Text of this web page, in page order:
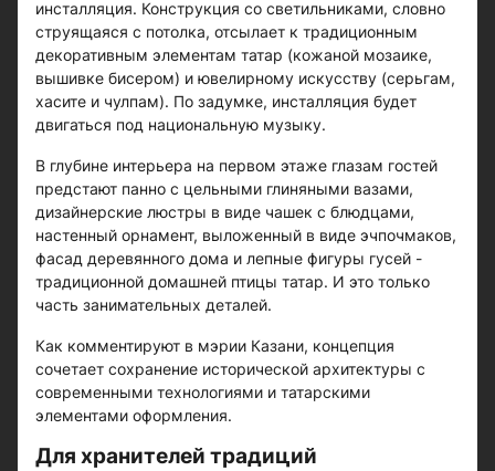
инсталляция. Конструкция со светильниками, словно
струящаяся с потолка, отсылает к традиционным
декоративным элементам татар (кожаной мозаике,
вышивке бисером) и ювелирному искусству (серьгам,
хасите и чулпам). По задумке, инсталляция будет
двигаться под национальную музыку.
В глубине интерьера на первом этаже глазам гостей
предстают панно с цельными глиняными вазами,
дизайнерские люстры в виде чашек с блюдцами,
настенный орнамент, выложенный в виде эчпочмаков,
фасад деревянного дома и лепные фигуры гусей -
традиционной домашней птицы татар. И это только
часть занимательных деталей.
Как комментируют в мэрии Казани, концепция
сочетает сохранение исторической архитектуры с
современными технологиями и татарскими
элементами оформления.
Для хранителей традиций